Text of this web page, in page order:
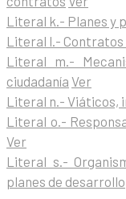
Literal k.- Planes y
Literal l.-
Literal m.-
ciudadanía Ver
Literal n.- Viáticos,
Literal o.-
Ver
Literal s.-
planes de desarrollo